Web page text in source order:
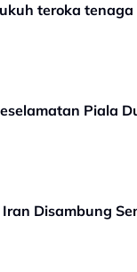
teroka
Piala
Disambung